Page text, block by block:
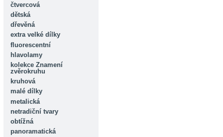
čtvercová
dětská
dřevěná
extra velké dílky
fluorescentní
hlavolamy
kolekce Znamení
zvěrokruhu
kruhová
malé dílky
metalická
netradiční tvary
obtížná
panoramatická